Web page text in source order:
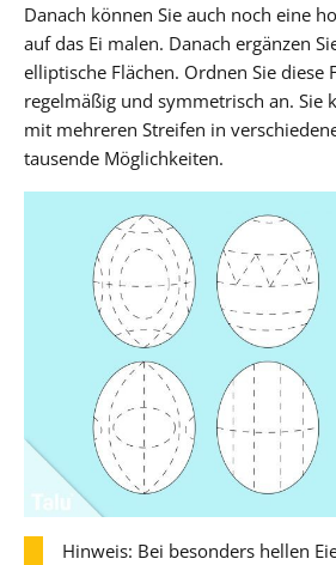
Danach können Sie auch noch eine
auf das Ei malen. Danach ergänzen
elliptische Flächen. Ordnen Sie diese
regelmäßig und symmetrisch an. Sie
mit mehreren Streifen in
tausende Möglichkeiten.
Hinweis: Bei besonders hellen